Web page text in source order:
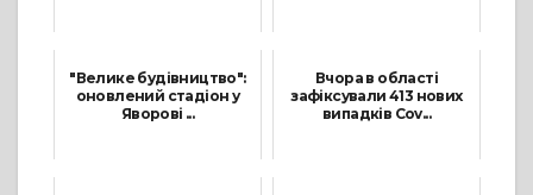
"Велике будівництво":
оновлений стадіон у
Яворові ...
Вчора в області
зафіксували 413 нових
випадків Cov...